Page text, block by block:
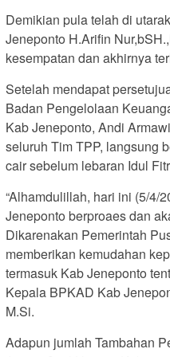
Demikian pula telah di
Jeneponto H.Arifin
kesempatan dan akhirnya
Setelah mendapat
Badan Pengelolaan
Kab Jeneponto, Andi
seluruh Tim TPP, langsung
cair sebelum lebaran Idul
“Alhamdulillah, hari ini (5/4/
Jeneponto berproaes dan
Dikarenakan Pemerintah
memberikan kemudahan
termasuk Kab Jeneponto
Kepala BPKAD Kab
M.Si.
Adapun jumlah Tambahan